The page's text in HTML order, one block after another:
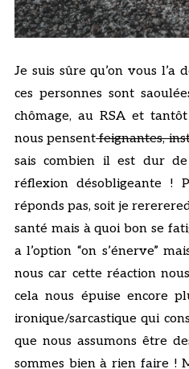
Je suis sûre qu’on vous l’a
ces personnes sont
chômage, au RSA et
nous pensentfeignantes,
sais combien il est dur
réflexion désobligeante !
réponds pas, soit je
santé mais à quoi bon se
a l’option “on s’énerve”
nous car cette réaction
cela nous épuise encore
ironique/sarcastique qui
que nous assumons être
sommes bien à rien faire !